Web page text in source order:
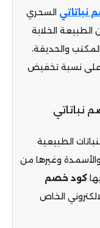
نباتاتي السحري
الخلابة
والحديقة،
نسبة تخفيض
نباتاتي
الطبيعية
والأسمدة وغيرها من
كود خصم
الخاص